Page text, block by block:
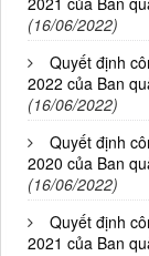
(16/06/2022)
Quyết định
2022 của Ban
(16/06/2022)
Quyết định
2020 của Ban
(16/06/2022)
Quyết định
2021 của Ban